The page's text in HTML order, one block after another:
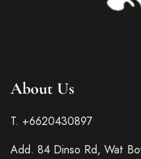
About Us
T. +6620430897
Add. 84 Dinso Rd, Wat
Japanese
Spanish
Italian